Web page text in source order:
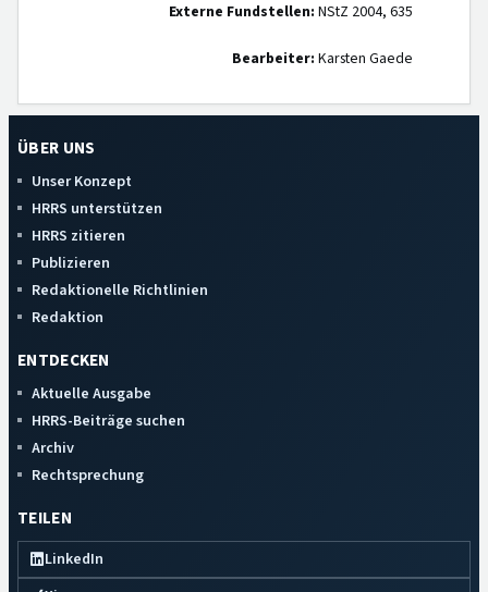
Externe Fundstellen: NStZ 2004, 635
Bearbeiter: Karsten Gaede
ÜBER UNS
Unser Konzept
HRRS unterstützen
HRRS zitieren
Publizieren
Redaktionelle Richtlinien
Redaktion
ENTDECKEN
Aktuelle Ausgabe
HRRS-Beiträge suchen
Archiv
Rechtsprechung
TEILEN
LinkedIn